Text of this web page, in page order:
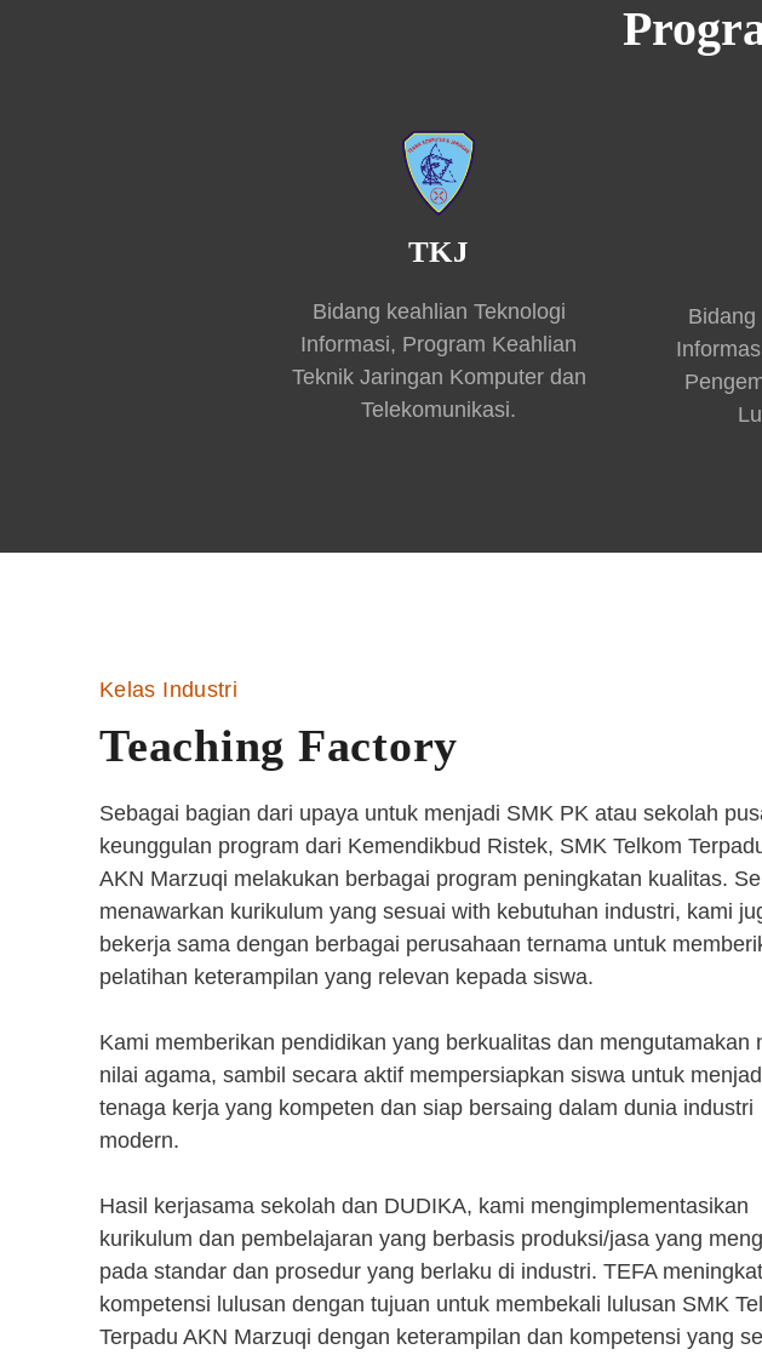
TKJ
Bidang keahlian Teknologi
Informasi, Program Keahlian
Teknik Jaringan Komputer dan
Telekomunikasi.
Bidang
Kelas Industri
Teaching Factory
Sebagai bagian dari upaya untuk menjadi SMK PK atau sekolah
keunggulan program dari Kemendikbud Ristek, SMK Telkom
AKN Marzuqi melakukan berbagai program peningkatan kualitas.
menawarkan kurikulum yang sesuai with kebutuhan industri, kami
bekerja sama dengan berbagai perusahaan ternama untuk
pelatihan keterampilan yang relevan kepada siswa.
Kami memberikan pendidikan yang berkualitas dan mengutamakan
nilai agama, sambil secara aktif mempersiapkan siswa untuk
tenaga kerja yang kompeten dan siap bersaing dalam dunia industri
modern.
Hasil kerjasama sekolah dan DUDIKA, kami mengimplementasikan
kurikulum dan pembelajaran yang berbasis produksi/jasa yang
pada standar dan prosedur yang berlaku di industri. TEFA
kompetensi lulusan dengan tujuan untuk membekali lulusan SMK
Terpadu AKN Marzuqi dengan keterampilan dan kompetensi yang